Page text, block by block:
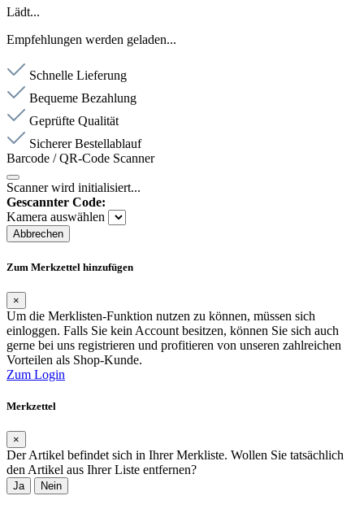
Lädt...
Empfehlungen werden geladen...
Schnelle Lieferung
Bequeme Bezahlung
Geprüfte Qualität
Sicherer Bestellablauf
Barcode / QR-Code Scanner
Scanner wird initialisiert...
Gescannter Code:
Kamera auswählen
Abbrechen
Zum Merkzettel hinzufügen
×
Um die Merklisten-Funktion nutzen zu können, müssen sich
einloggen. Falls Sie kein Account besitzen, können Sie sich auch
gerne bei uns registrieren und profitieren von unseren zahlreichen
Vorteilen als Shop-Kunde.
Zum Login
Merkzettel
×
Der Artikel befindet sich in Ihrer Merkliste. Wollen Sie tatsächlich
den Artikel aus Ihrer Liste entfernen?
Ja Nein